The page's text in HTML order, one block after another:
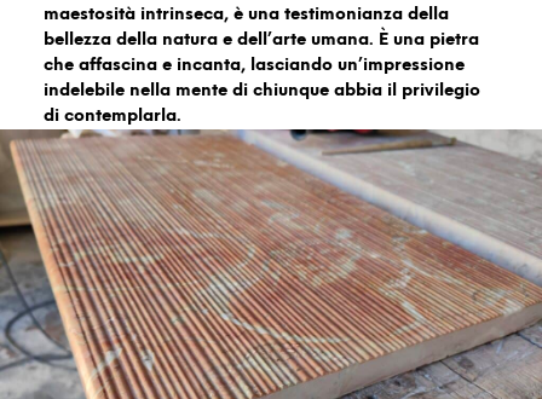
maestosità intrinseca, è una testimonianza della
bellezza della natura e dell’arte umana. È una pietra
che affascina e incanta, lasciando un’impressione
indelebile nella mente di chiunque abbia il privilegio
di contemplarla.